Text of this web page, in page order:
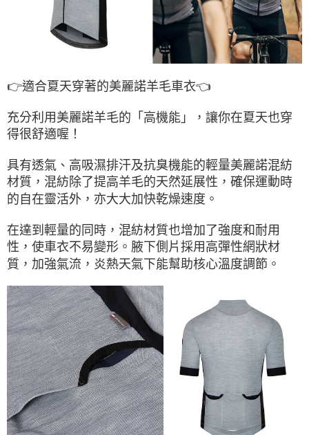
買賣價金債權讓與本公司後，依約使用本公司帳單繳交帳款。
2.基於同意付款使用「大哥付你分期」之契約關係目的，商店將以您的個人
資料（包含姓名、電話或地址）提供予台灣大哥大進項蒐集、處理及利用，
由本公司與您本人進行分期帳單所需資料之確認、核對及更正。
3.完整用戶服務條款，請詳閱以下連結： https://oppay.tw/userRule
購買商品的店家。未經商家同意取消之訂單仍視為有效，需透過AFTEE先享
後付繳納相關費用。
※ 交易是否成功請以「AFTEE先享後付 」之結帳頁面顯示為準，若有關於
是否繳費成功／繳費後需取消欲退款等相關疑問，請聯繫「AFTEE先享後付
https://netprotections.freshdesk.com/support/home
【注意事項】
１．透過由恩沛科技股份有限公司提供之「AFTEE先享後付」服務完成之交
權轉讓予恩沛科技股份有限公司。
２．關於個人資料處理事宜，請瀏覽以下網址：
https://aftee.tw/terms/#terms3
「AFTEE先享後付」，若未經同意申辦者引起之損失，本公司不負相關責
任。
４．使用「AFTEE先享後付」時，將依據個別帳號之用戶狀況，依本公司即
時審查核予不同之上限額度；若仍有額度不足之情形，本公司將視審查結果
５．嚴禁一人註冊多個帳號或使用他人資訊註冊。若發現惡意使用之情形，
恩沛科技股份有限公司將有權停止該用戶之使用額度並採取法律行動。
每筆NT$60，滿NT$998(含以上)免運費
7-11純取貨
每筆NT$60，滿NT$998(含以上)免運費
每筆NT$80，滿NT$1,300(含以上)免運費
海外配送（運費貨到付款） 查看運費
👉️適合夏天穿著的美麗諾羊毛車衣👈️
充分利用美麗諾羊毛的「高機能」，讓你在夏天也穿
得很舒適喔！
具有透氣、高吸濕排汗及抗臭機能的輕量美麗諾混紡
材質，混紡除了提高羊毛的天然延展性，確保運動時
的自在靈活外，亦大大加快乾燥速度。
在達到輕量的同時，混紡材質也增加了強度和耐用
性，使車衣不易變形。腋下側片採用高彈性網狀材
質，加強氣流，炎熱天氣下能幫助核心溫度調節。